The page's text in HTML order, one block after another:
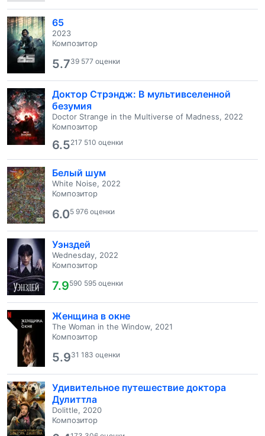
65
2023
Композитор
5.739 577 оценки
Доктор Стрэндж: В мультивселенной
безумия
Doctor Strange in the Multiverse of Madness, 2022
Композитор
6.5217 510 оценки
Белый шум
White Noise, 2022
Композитор
6.05 976 оценки
Уэнздей
Wednesday, 2022
Композитор
7.9590 595 оценки
Женщина в окне
The Woman in the Window, 2021
Композитор
5.931 183 оценки
Удивительное путешествие доктора
Дулиттла
Dolittle, 2020
Композитор